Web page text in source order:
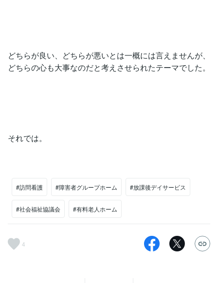
どちらが良い、どちらが悪いとは一概には言えませんが、
どちらの心も大事なのだと考えさせられたテーマでした。
それでは。
#訪問看護 #障害者グループホーム #放課後デイサービス
#社会福祉協議会 #有料老人ホーム
4